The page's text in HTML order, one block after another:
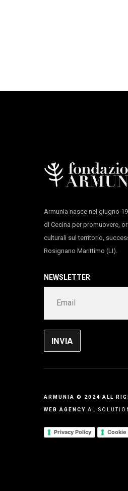
Armunia nasce nel giugno
di Cecina per promuovere,
culturali sul territorio,
Rosignano Marittimo (LI).
NEWSLETTER
ARMUNIA © 2024 ALL
WEB AGENCY AL
Privacy Policy Cookie